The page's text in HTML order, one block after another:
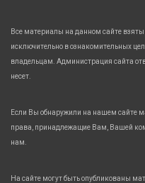
Все материалы на данном сайте
исключительно в ознакомительных
владельцам. Администрация сайта
несет.
Если Вы обнаружили на нашем сайте
права, принадлежащие Вам, Вашей
нам.
На сайте могут быть опубликованы